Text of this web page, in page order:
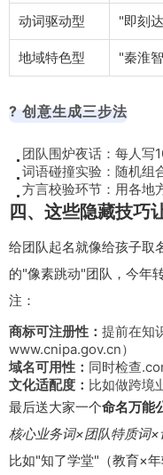
动词驱动型 "即刻
地域特色型 "秦淮
? 创意生成三步法
团队围炉夜话：每人写
词语碰撞实验：随机组
方言校验环节：用各地
四、这些隐藏技巧
给团队起名就像给孩子取
的"像素跳动"团队，今年
注：
商标可注册性： 提前在知
www.cnipa.gov.cn）
域名可用性： 同时检查
文化适配度： 比如做跨境
最后送大家一个命名万能
核心业务词×团队特质词
比如"知了学堂"（教育×